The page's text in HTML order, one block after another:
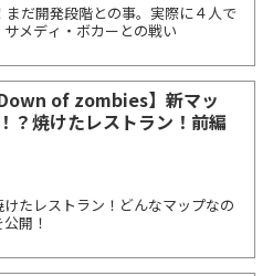
だ開発段階との事。実際に４人で
メディ・ボカーとの戦い
Down of zombies】新マッ
？焼けたレストラン！前編
たレストラン！どんなマップなの
開！